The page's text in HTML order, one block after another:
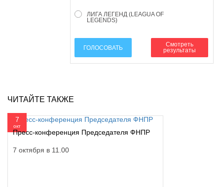
ЛИГА ЛЕГЕНД (LEAGUA OF
LEGENDS)
ГОЛОСОВАТЬ
Смотреть
результаты
ЧИТАЙТЕ ТАКЖЕ
7
окт
Пресс-конференция Председателя ФНПР
7 октября в 11.00